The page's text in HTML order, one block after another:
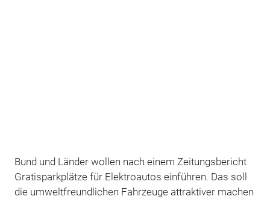
Bund und Länder wollen nach einem Zeitungsbericht
Gratisparkplätze für Elektroautos einführen. Das soll
die umweltfreundlichen Fahrzeuge attraktiver machen